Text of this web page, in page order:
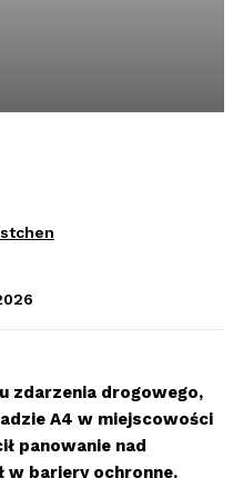
zdarzenia drogowego,
A4 w miejscowości
panowanie nad
w bariery ochronne.